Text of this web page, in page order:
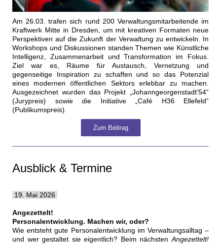
Am 26.03. trafen sich rund 200 Verwaltungsmitarbeitende im
Kraftwerk Mitte in Dresden, um mit kreativen Formaten neue
Perspektiven auf die Zukunft der Verwaltung zu entwickeln. In
Workshops und Diskussionen standen Themen wie Künstliche
Intelligenz, Zusammenarbeit und Transformation im Fokus.
Ziel war es, Räume für Austausch, Vernetzung und
gegenseitige Inspiration zu schaffen und so das Potenzial
eines modernen öffentlichen Sektors erlebbar zu machen.
Ausgezeichnet wurden das Projekt „Johanngeorgenstadt'54“
(Jurypreis) sowie die Initiative „Café H36 Ellefeld“
(Publikumspreis).
Zum Beitrag
Ausblick & Termine
19. Mai 2026
Angezettelt!
Personalentwicklung. Machen wir, oder?
Wie entsteht gute Personalentwicklung im Verwaltungsalltag –
und wer gestaltet sie eigentlich? Beim nächsten Angezettelt!